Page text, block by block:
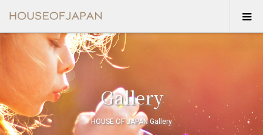
Gallery
HOUSE OF JAPAN Gallery